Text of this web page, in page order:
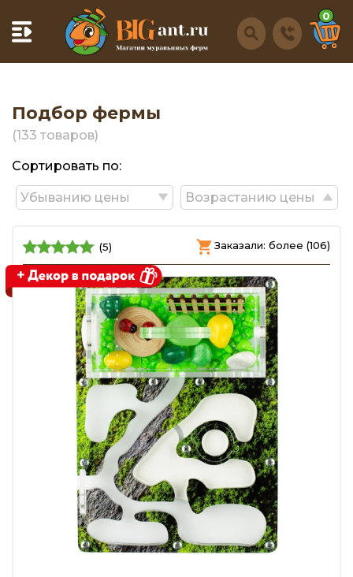
0
Подбор фермы
(133 товаров)
Сортировать по:
Убыванию цены Возрастанию цены
(5) Заказали: более (106)